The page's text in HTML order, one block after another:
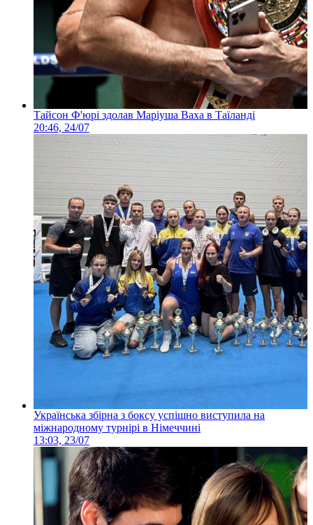
Тайсон Ф'юрі здолав Маріуша Ваха в Таїланді
20:46, 24/07
Українська збірна з боксу успішно виступила на
міжнародному турнірі в Німеччині
13:03, 23/07